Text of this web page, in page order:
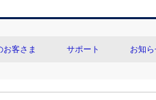
お客さま サポート お知